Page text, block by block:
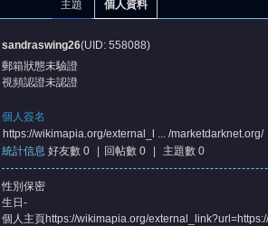
主題 個人資料
sandraswing26(UID: 558088)
郵箱狀態未驗證
視頻認證未認證
個人簽名
https://wikimapia.org/external_l ... /marketdarknet.org/
統計信息 好友數 0 回帖數 0 主題數 0
性別 保密
生日 -
個人主頁https://wikimapia.org/